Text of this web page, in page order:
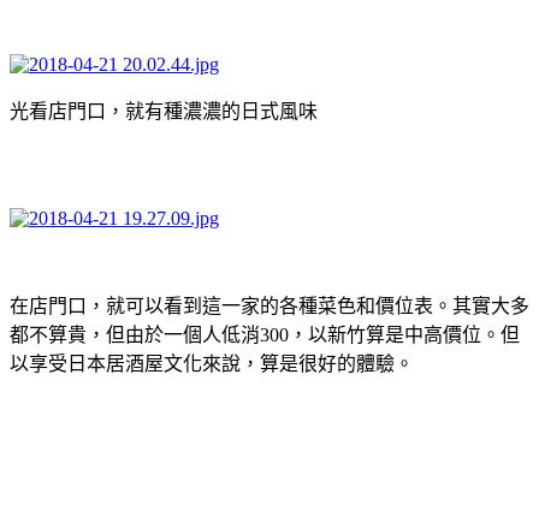
光看店門口，就有種濃濃的日式風味
在店門口，就可以看到這一家的各種菜色和價位表。其實大多
都不算貴，但由於一個人低消300，以新竹算是中高價位。但
以享受日本居酒屋文化來說，算是很好的體驗。